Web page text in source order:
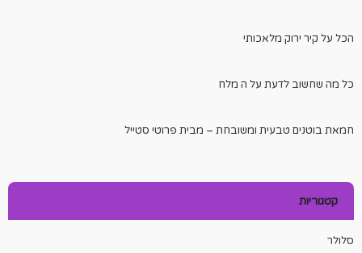
הכל על קיר ירוק מלאכותי
כל מה שחשוב לדעת על ה מלח
חמאת בוטנים טבעית ומשובחת – מבית פרוטי סטייל
קטגוריות
סלולר